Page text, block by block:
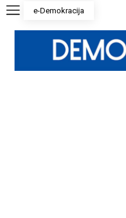
e-Demokracija